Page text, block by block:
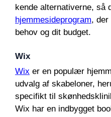
kende alternativerne, så
hjemmesideprogram, der
behov og dit budget.
Wix
Wix er en populær
udvalg af skabeloner,
specifikt til
Wix har en indbygget